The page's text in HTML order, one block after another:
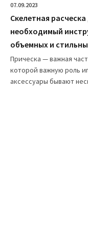
07.09.2023
Скелетная
необходимый
объемных и
Прическа — важная
которой важную роль
аксессуары бывают